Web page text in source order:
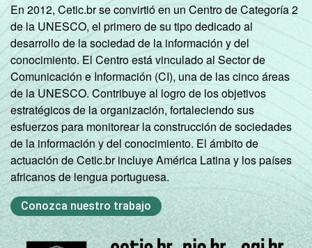
En 2012, Cetic.br se convirtió en un Centro de Categoría 2
de la UNESCO, el primero de su tipo dedicado al
desarrollo de la sociedad de la información y del
conocimiento. El Centro está vinculado al Sector de
Comunicación e Información (CI), una de las cinco áreas
de la UNESCO. Contribuye al logro de los objetivos
estratégicos de la organización, fortaleciendo sus
esfuerzos para monitorear la construcción de sociedades
de la información y del conocimiento. El ámbito de
actuación de Cetic.br incluye América Latina y los países
africanos de lengua portuguesa.
Conozca nuestro trabajo